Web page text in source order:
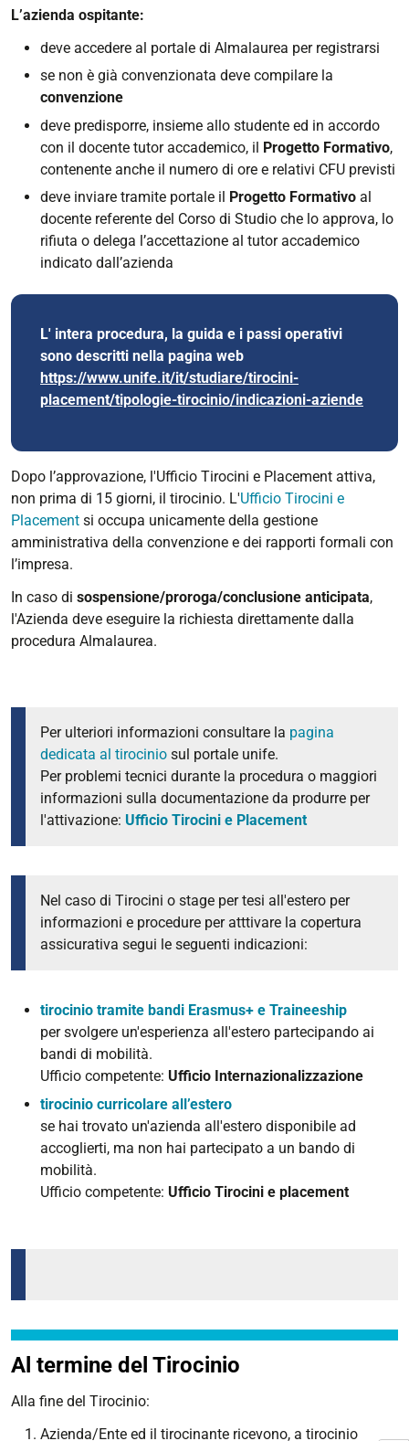
L’azienda ospitante:
deve accedere al portale di Almalaurea per registrarsi
se non è già convenzionata deve compilare la
convenzione
deve predisporre, insieme allo studente ed in accordo
con il docente tutor accademico, il Progetto Formativo,
contenente anche il numero di ore e relativi CFU previsti
deve inviare tramite portale il Progetto Formativo al
docente referente del Corso di Studio che lo approva, lo
rifiuta o delega l’accettazione al tutor accademico
indicato dall’azienda
L' intera procedura, la guida e i passi operativi
sono descritti nella pagina web
https://www.unife.it/it/studiare/tirocini-
placement/tipologie-tirocinio/indicazioni-aziende
Dopo l’approvazione, l'Ufficio Tirocini e Placement attiva,
non prima di 15 giorni, il tirocinio. L'Ufficio Tirocini e
Placement si occupa unicamente della gestione
amministrativa della convenzione e dei rapporti formali con
l’impresa.
In caso di sospensione/proroga/conclusione anticipata,
l'Azienda deve eseguire la richiesta direttamente dalla
procedura Almalaurea.
Per ulteriori informazioni consultare la pagina
dedicata al tirocinio sul portale unife.
Per problemi tecnici durante la procedura o maggiori
informazioni sulla documentazione da produrre per
l'attivazione: Ufficio Tirocini e Placement
Nel caso di Tirocini o stage per tesi all'estero per
informazioni e procedure per atttivare la copertura
assicurativa segui le seguenti indicazioni:
tirocinio tramite bandi Erasmus+ e Traineeship
per svolgere un'esperienza all'estero partecipando ai
bandi di mobilità.
Ufficio competente: Ufficio Internazionalizzazione
tirocinio curricolare all’estero
se hai trovato un'azienda all'estero disponibile ad
accoglierti, ma non hai partecipato a un bando di
mobilità.
Ufficio competente: Ufficio Tirocini e placement
Al termine del Tirocinio
Alla fine del Tirocinio:
Azienda/Ente ed il tirocinante ricevono, a tirocinio